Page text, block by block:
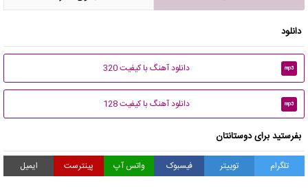
دانلود
mp3 دانلود آهنگ با کیفیت 320
mp3 دانلود آهنگ با کیفیت 128
بفرستید برای دوستانتان
تلگرام توییتر فیسبوک واتس آپ پینترست ایمیل